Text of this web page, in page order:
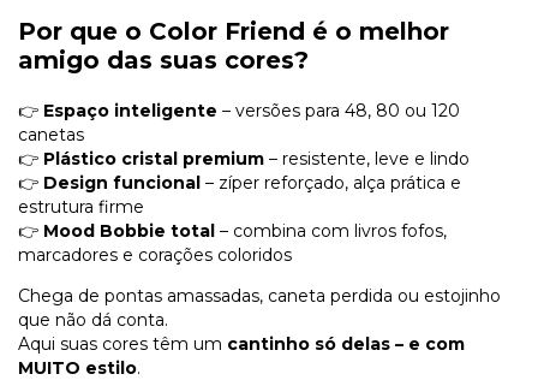
Por que o Color Friend é o melhor
amigo das suas cores?
👉 Espaço inteligente – versões para 48, 80 ou 120
canetas
👉 Plástico cristal premium – resistente, leve e lindo
👉 Design funcional – zíper reforçado, alça prática e
estrutura firme
👉 Mood Bobbie total – combina com livros fofos,
marcadores e corações coloridos
Chega de pontas amassadas, caneta perdida ou estojinho
que não dá conta.
Aqui suas cores têm um cantinho só delas – e com
MUITO estilo.